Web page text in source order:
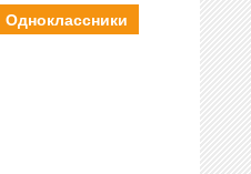
Одноклассники